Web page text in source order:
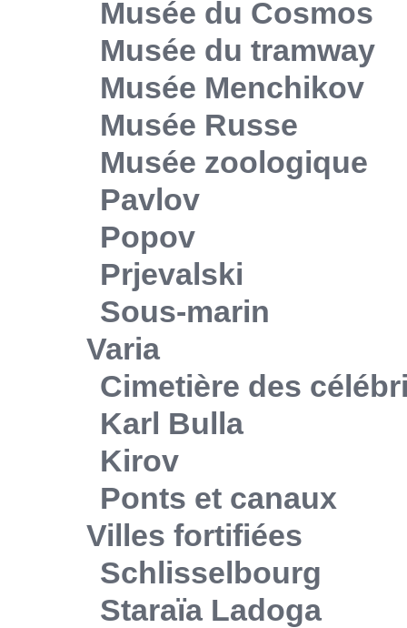
Musée du Cosmos
Musée du tramway
Musée Menchikov
Musée Russe
Musée zoologique
Pavlov
Popov
Prjevalski
Sous-marin
Varia
Cimetière des
Karl Bulla
Kirov
Ponts et canaux
Villes fortifiées
Schlisselbourg
Staraïa Ladoga